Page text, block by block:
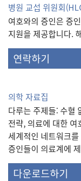
병원 교섭 위원회
여호와의 증인은 증
지원을 제공합니다.
연락하기
의학 자료집
다루는 주제들: 수혈
전략, 의료에 대한 여
세계적인 네트워크
증인들이 의료계에
다운로드하기